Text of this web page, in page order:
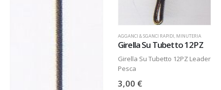
AGGANCI & SGANCI RAPIDI, MINUTERIA
Girella Su Tubetto 12PZ
Girella Su Tubetto 12PZ Leader
Pesca
3,00 €